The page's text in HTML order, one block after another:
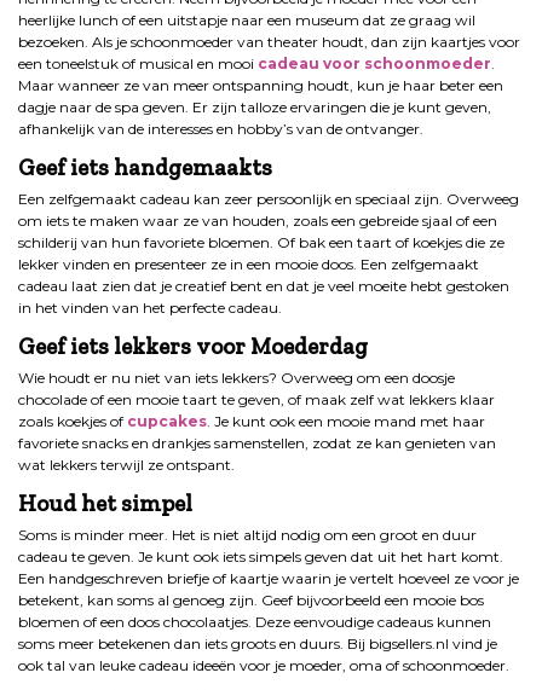
heerlijke lunch of een uitstapje naar een museum dat ze graag wil
bezoeken. Als je schoonmoeder van theater houdt, dan zijn kaartjes voor
een toneelstuk of musical en mooi cadeau voor schoonmoeder
Maar wanneer ze van meer ontspanning houdt, kun je haar beter een
dagje naar de spa geven. Er zijn talloze ervaringen die je kunt geven,
afhankelijk van de interesses en hobby’s van de ontvanger.
Geef iets handgemaakts
Een zelfgemaakt cadeau kan zeer persoonlijk en speciaal zijn. Overweeg
om iets te maken waar ze van houden, zoals een gebreide sjaal of een
schilderij van hun favoriete bloemen. Of bak een taart of koekjes die ze
lekker vinden en presenteer ze in een mooie doos. Een zelfgemaakt
cadeau laat zien dat je creatief bent en dat je veel moeite hebt gestoken
in het vinden van het perfecte cadeau.
Geef iets lekkers voor Moederdag
Wie houdt er nu niet van iets lekkers? Overweeg om een ​​doosje
chocolade of een mooie taart te geven, of maak zelf wat lekkers klaar
zoals koekjes of cupcakes . Je kunt ook een mooie mand met haar
favoriete snacks en drankjes samenstellen, zodat ze kan genieten van
wat lekkers terwijl ze ontspant.
Houd het simpel
Soms is minder meer. Het is niet altijd nodig om een groot en duur
cadeau te geven. Je kunt ook iets simpels geven dat uit het hart komt.
Een handgeschreven briefje of kaartje waarin je vertelt hoeveel ze voor je
betekent, kan soms al genoeg zijn. Geef bijvoorbeeld een mooie bos
bloemen of een doos chocolaatjes. Deze eenvoudige cadeaus kunnen
soms meer betekenen dan iets groots en duurs. Bij bigsellers.nl vind je
ook tal van leuke cadeau ideeën voor je moeder, oma of schoonmoeder.